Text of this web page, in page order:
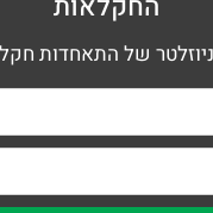
של התאחדות